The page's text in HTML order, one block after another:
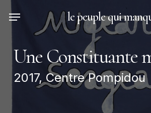
content
le peuple qui
Menu
Une Constituante
2017, Centre Pompidou